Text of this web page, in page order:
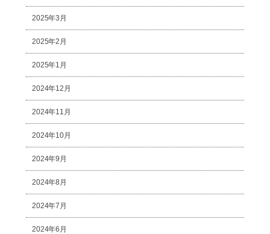
2025年3月
2025年2月
2025年1月
2024年12月
2024年11月
2024年10月
2024年9月
2024年8月
2024年7月
2024年6月